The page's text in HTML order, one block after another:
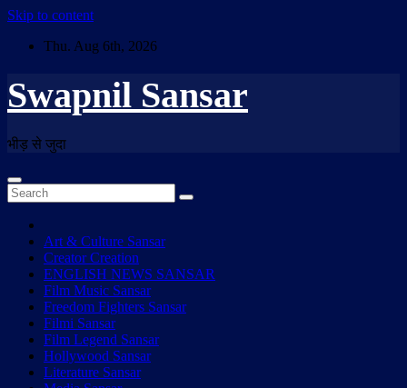
Skip to content
Thu. Aug 6th, 2026
Swapnil Sansar
भीड़ से जुदा
Art & Culture Sansar
Creator Creation
ENGLISH NEWS SANSAR
Film Music Sansar
Freedom Fighters Sansar
Filmi Sansar
Film Legend Sansar
Hollywood Sansar
Literature Sansar